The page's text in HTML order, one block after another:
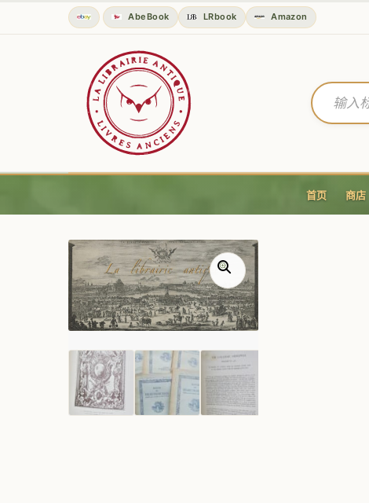
AbeBook LRbook Amazon
首页 商店